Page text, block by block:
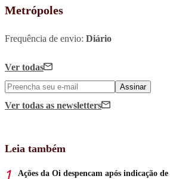
Metrópoles
Frequência de envio: Diário
Ver todas
Assinar
Ver todas as newsletters
Leia também
Ações da Oi despencam após indicação